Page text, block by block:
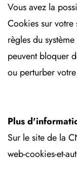
Vous avez la
Cookies sur
règles du
peuvent bloquer
ou perturber
Plus
Sur le site de la
web-cookies-et-